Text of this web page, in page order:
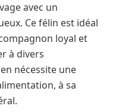
avec un
Ce félin est idéal
loyal et
à divers
nécessite une
à sa